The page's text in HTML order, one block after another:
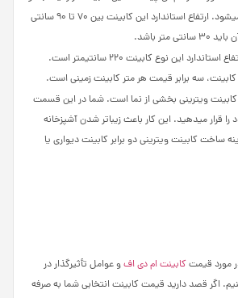
روی دیوار نصب می­شود. ارتفاع استاندارد این کابینت بین 70 تا 90 سانتی
باشد.
ارتفاع استاندارد این نوع کابینت 220 سانتی­متر است.
سه برابر قیمت هر متر کابینت زمینی است.
ویترینی بخشی از نما است. شما در این قسمت
قرار می­دهید. این کار باعث زیباتر شدن آشپزخانه
کابینت ویترینی دو برابر کابینت دیواری یا
مورد قیمتکابینت ام دی افو عوامل تأثیرگذار در
اگر قصد دارید قیمت کابینت انتخابی شما به صرفه